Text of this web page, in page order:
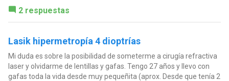
2 respuestas
Lasik hipermetropía 4 dioptrías
Mi duda es sobre la posibilidad de someterme a cirugía refractiva
laser y olvidarme de lentillas y gafas. Tengo 27 años y llevo con
gafas toda la vida desde muy pequeñita (aprox. Desde que tenía 2